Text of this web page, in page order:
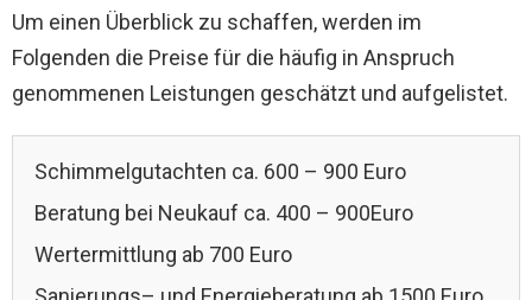
Um einen Überblick zu schaffen, werden im
Folgenden die Preise für die häufig in Anspruch
genommenen Leistungen geschätzt und aufgelistet.
Schimmelgutachten ca. 600 – 900 Euro
Beratung bei Neukauf ca. 400 – 900Euro
Wertermittlung ab 700 Euro